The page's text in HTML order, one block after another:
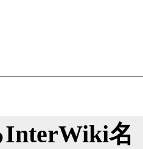
名